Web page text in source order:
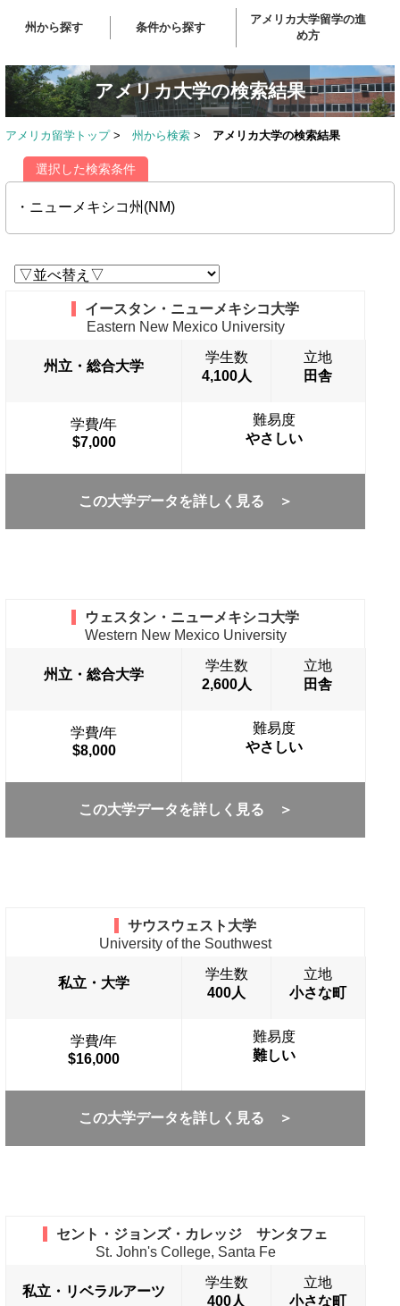
州から探す 条件から探す
アメリカ大学留学の進
め方
アメリカ大学の検索結果
アメリカ留学トップ > 州から検索 > アメリカ大学の検索結果
選択した検索条件
・ニューメキシコ州(NM)
イースタン・ニューメキシコ大学
Eastern New Mexico University
州立・総合大学
学生数
4,100人
立地
田舎
学費/年
$7,000
難易度
やさしい
この大学データを詳しく見る ＞
ウェスタン・ニューメキシコ大学
Western New Mexico University
州立・総合大学
学生数
2,600人
立地
田舎
学費/年
$8,000
難易度
やさしい
この大学データを詳しく見る ＞
サウスウェスト大学
University of the Southwest
私立・大学
学生数
400人
立地
小さな町
学費/年
$16,000
難易度
難しい
この大学データを詳しく見る ＞
セント・ジョンズ・カレッジ サンタフェ
St. John's College, Santa Fe
私立・リベラルアーツ
学生数
400人
立地
小さな町